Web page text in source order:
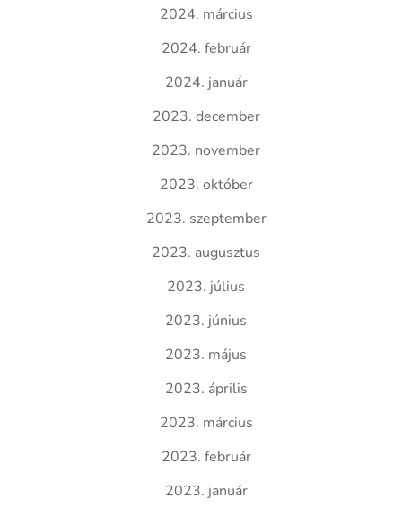
2024. március
2024. február
2024. január
2023. december
2023. november
2023. október
2023. szeptember
2023. augusztus
2023. július
2023. június
2023. május
2023. április
2023. március
2023. február
2023. január